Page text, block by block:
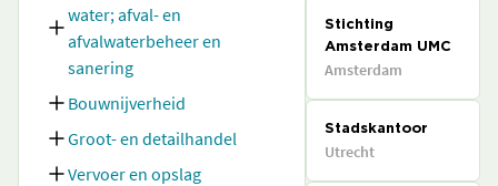
water; afval- en
afvalwaterbeheer en
sanering
Bouwnijverheid
Groot- en detailhandel
Vervoer en opslag
Stichting
Amsterdam UMC
Amsterdam
Stadskantoor
Utrecht